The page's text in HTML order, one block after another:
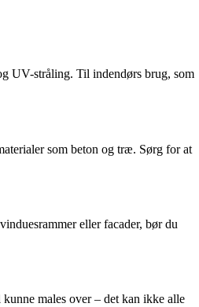
UV-stråling. Til indendørs brug, som
som beton og træ. Sørg for at
eller facader, bør du
males over – det kan ikke alle